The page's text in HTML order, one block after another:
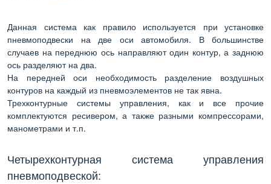
Данная система как правило используется при установке
пневмоподвески на две оси автомобиля. В большинстве
случаев на переднюю ось направляют один контур, а заднюю
ось разделяют на два.
На передней оси необходимость разделение воздушных
контуров на каждый из пневмоэлементов не так явна.
Трехконтурные системы управления, как и все прочие
комплектуются ресивером, а также разными компрессорами,
манометрами и т.п.
Четырехконтурная система управления
пневмоподвеской: